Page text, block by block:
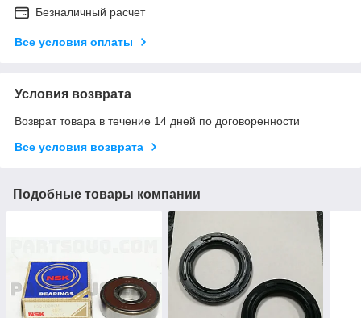
Безналичный расчет
Все условия оплаты
Условия возврата
Возврат товара в течение 14 дней по договоренности
Все условия возврата
Подобные товары компании